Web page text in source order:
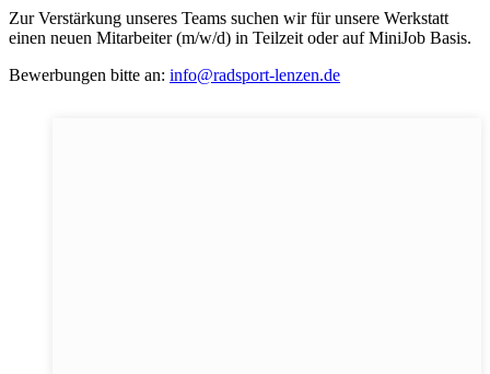
Zur Verstärkung unseres Teams suchen wir für unsere Werkstatt
einen neuen Mitarbeiter (m/w/d) in Teilzeit oder auf MiniJob Basis.
Bewerbungen bitte an: info@radsport-lenzen.de